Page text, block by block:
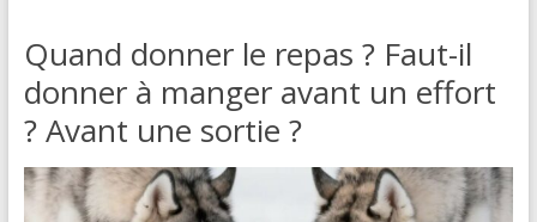
Quand donner le repas ? Faut-il
donner à manger avant un effort
? Avant une sortie ?